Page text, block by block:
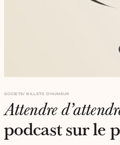
BILLETS D'HUMEUR
SOCIETE
Attendre
podcast sur le